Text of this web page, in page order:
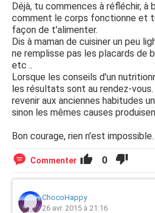
Déjà, tu commences à réfléchir, à
comment le corps fonctionne et
façon de t'alimenter.
Dis à maman de cuisiner un peu
ne remplisse pas les placards de
etc ..
Lorsque les conseils d'un
les résultats sont au rendez-
revenir aux anciennes habitudes
sinon les mêmes causes
Bon courage, rien n'est impossible.
Commenter 0
ChocoHappy
26 avr. 2015 à 21:16